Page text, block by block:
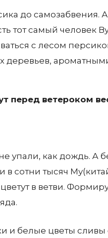
до самозабвения.
тот самый
с лесом
деревьев,
перед ветероком
упали, как дождь. А
сотни тысяч
в ветви.
и белые цветы